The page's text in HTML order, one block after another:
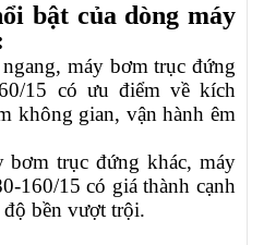
bật của dòng máy
máy bơm trục đứng
15 có ưu điểm về kích
không gian, vận hành êm
bơm trục đứng khác, máy
160/15 có giá thành cạnh
độ bền vượt trội.